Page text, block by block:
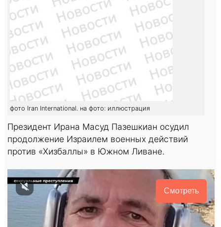
фото Iran International. на фото: иллюстрация
Президент Ирана Масуд Пазешкиан осудил
продолжение Израилем военных действий
против «Хизбаллы» в Южном Ливане.
Смотреть